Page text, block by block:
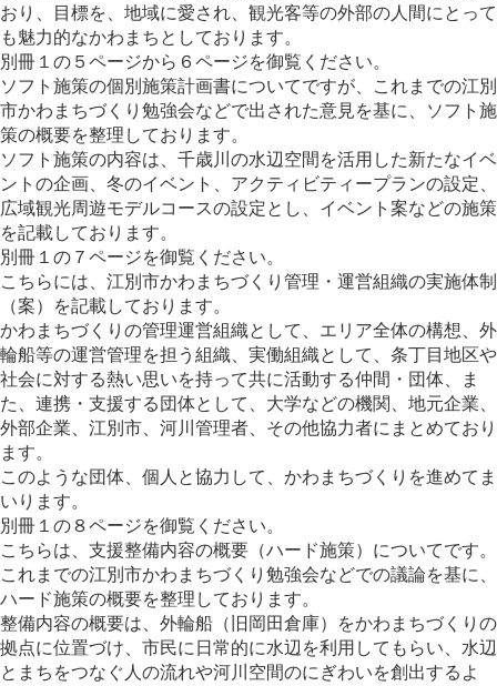
おり、目標を、地域に愛され、観光客等の外部の人間にとって
も魅力的なかわまちとしております。
別冊１の５ページから６ページを御覧ください。
ソフト施策の個別施策計画書についてですが、これまでの江別
市かわまちづくり勉強会などで出された意見を基に、ソフト施
策の概要を整理しております。
ソフト施策の内容は、千歳川の水辺空間を活用した新たなイベ
ントの企画、冬のイベント、アクティビティープランの設定、
広域観光周遊モデルコースの設定とし、イベント案などの施策
を記載しております。
別冊１の７ページを御覧ください。
こちらには、江別市かわまちづくり管理・運営組織の実施体制
（案）を記載しております。
かわまちづくりの管理運営組織として、エリア全体の構想、外
輪船等の運営管理を担う組織、実働組織として、条丁目地区や
社会に対する熱い思いを持って共に活動する仲間・団体、ま
た、連携・支援する団体として、大学などの機関、地元企業、
外部企業、江別市、河川管理者、その他協力者にまとめており
ます。
このような団体、個人と協力して、かわまちづくりを進めてま
いります。
別冊１の８ページを御覧ください。
こちらは、支援整備内容の概要（ハード施策）についてです。
これまでの江別市かわまちづくり勉強会などでの議論を基に、
ハード施策の概要を整理しております。
整備内容の概要は、外輪船（旧岡田倉庫）をかわまちづくりの
拠点に位置づけ、市民に日常的に水辺を利用してもらい、水辺
とまちをつなぐ人の流れや河川空間のにぎわいを創出するよ